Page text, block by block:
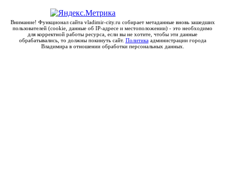
Внимание! Функционал сайта vladimir-city.ru собирает метаданные вновь зашедших
пользователей (cookie, данные об IP-адресе и местоположении) - это необходимо
для корректной работы ресурса, если вы не хотите, чтобы эти данные
обрабатывались, то должны покинуть сайт. Политикаадминистрации города
Владимира в отношении обработки персональных данных.